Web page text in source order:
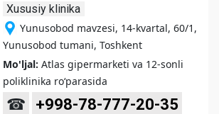
Xususiy klinika
Yunusobod mavzesi, 14-kvartal, 60/1,
Yunusobod tumani, Toshkent
Mo'ljal: Atlas gipermarketi va 12-sonli
poliklinika ro‘parasida
☎ +998-78-777-20-35